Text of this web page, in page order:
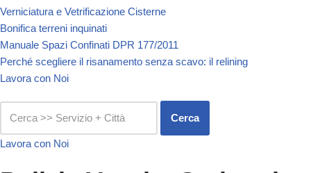
Verniciatura e Vetrificazione Cisterne
Bonifica terreni inquinati
Manuale Spazi Confinati DPR 177/2011
Perché scegliere il risanamento senza scavo: il relining
Lavora con Noi
Cerca
Lavora con Noi